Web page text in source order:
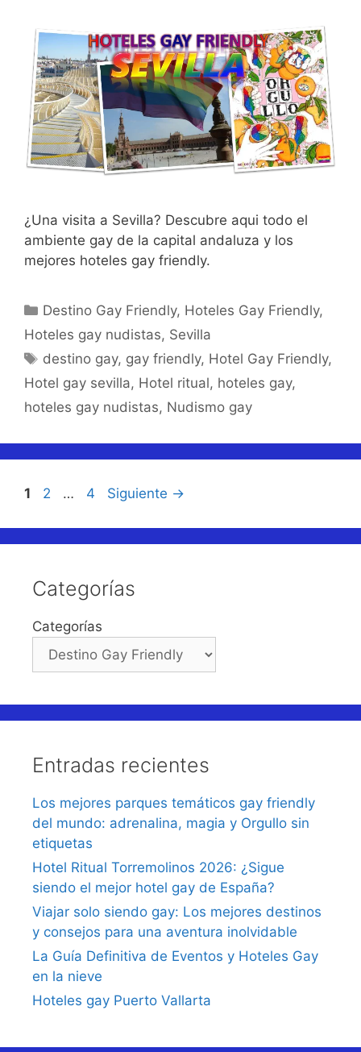
¿Una visita a Sevilla? Descubre aqui todo el
ambiente gay de la capital andaluza y los
mejores hoteles gay friendly.
Categorías
Destino Gay Friendly, Hoteles Gay Friendly,
Hoteles gay nudistas, Sevilla
Etiquetas
destino gay, gay friendly, Hotel Gay Friendly,
Hotel gay sevilla, Hotel ritual, hoteles gay,
hoteles gay nudistas, Nudismo gay
Página
1 Página
2 … Página
4 Siguiente →
Categorías
Categorías
Entradas recientes
Los mejores parques temáticos gay friendly
del mundo: adrenalina, magia y Orgullo sin
etiquetas
Hotel Ritual Torremolinos 2026: ¿Sigue
siendo el mejor hotel gay de España?
Viajar solo siendo gay: Los mejores destinos
y consejos para una aventura inolvidable
La Guía Definitiva de Eventos y Hoteles Gay
en la nieve
Hoteles gay Puerto Vallarta